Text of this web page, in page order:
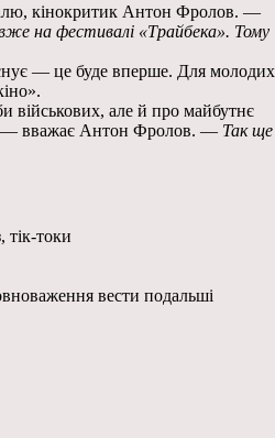
кінокритик Антон Фролов. —
на фестивалі «Трайбека». Тому
— це буде вперше. Для молодих
військових, але й про майбутнє
— вважає Антон Фролов. — Так ще
тік-токи
вести подальші